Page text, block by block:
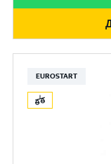
EUROSTART